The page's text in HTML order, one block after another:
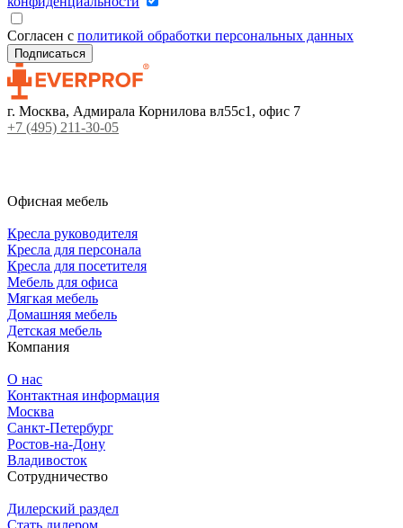
Согласен с политикой обработки персональных данных
г. Москва, Адмирала Корнилова вл55с1, офис 7
+7 (495) 211-30-05
Офисная мебель
Кресла руководителя
Кресла для персонала
Кресла для посетителя
Мебель для офиса
Мягкая мебель
Домашняя мебель
Детская мебель
Компания
О нас
Контактная информация
Москва
Санкт-Петербург
Ростов-на-Дону
Владивосток
Сотрудничество
Дилерский раздел
Стать дилером